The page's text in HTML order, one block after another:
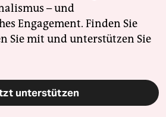
– und
Engagement. Finden Sie
Sie mit und unterstützen Sie
unterstützen